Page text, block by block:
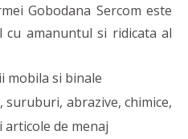
Gobodana Sercom este
cu amanuntul si ridicata al
mobila si binale
suruburi, abrazive, chimice,
de menaj